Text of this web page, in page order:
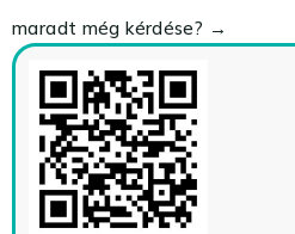
maradt még kérdése? →